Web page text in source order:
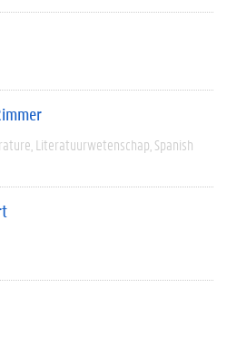
Literatuurwetenschap Spanish